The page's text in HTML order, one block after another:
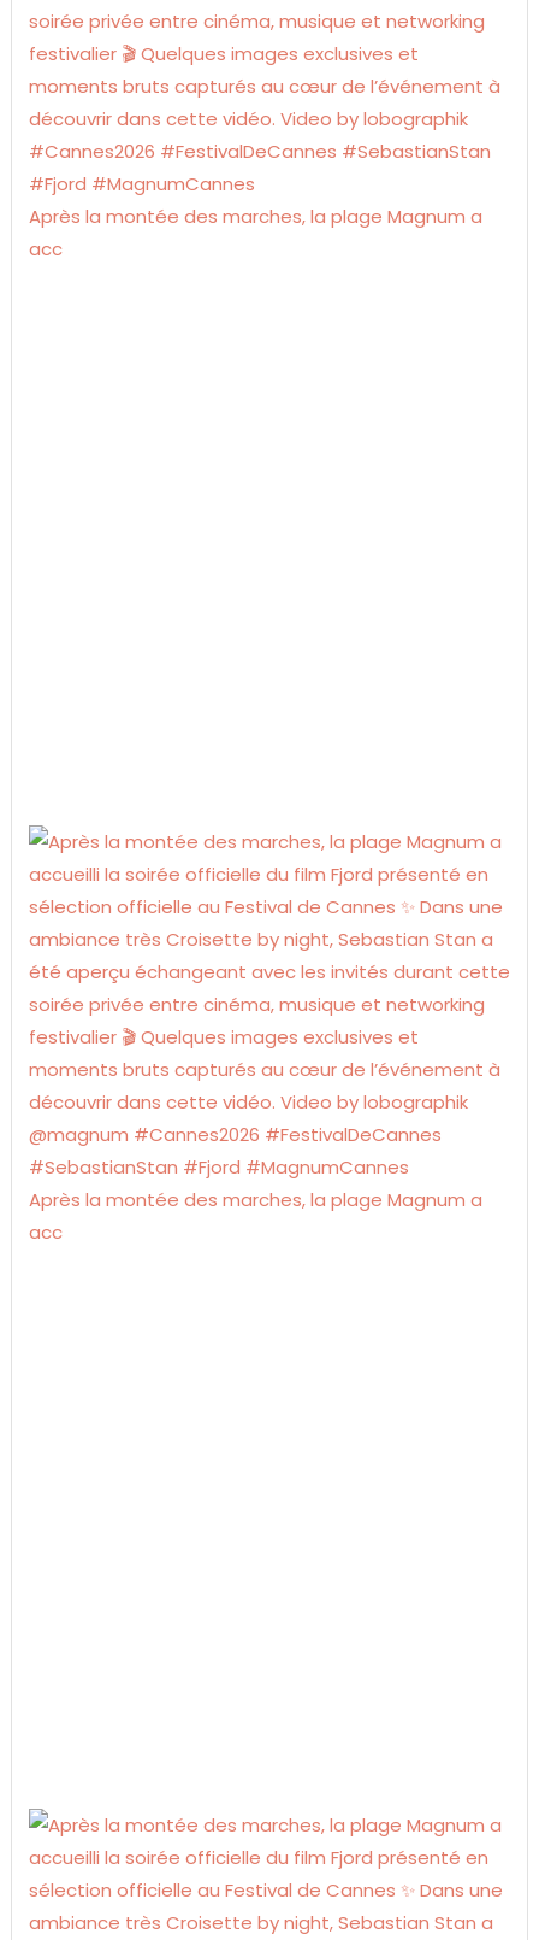
Après la montée des marches, la plage Magnum a
acc
Après la montée des marches, la plage Magnum a
acc